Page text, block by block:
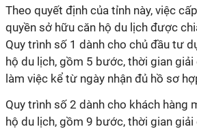
Theo quyết định của tỉnh này, việc
quyền sở hữu căn hộ du lịch được
Quy trình số 1 dành cho chủ đầu tư
hộ du lịch, gồm 5 bước, thời gian
làm việc kể từ ngày nhận đủ hồ sơ
Quy trình số 2 dành cho khách hàng
hộ du lịch, gồm 9 bước, thời gian